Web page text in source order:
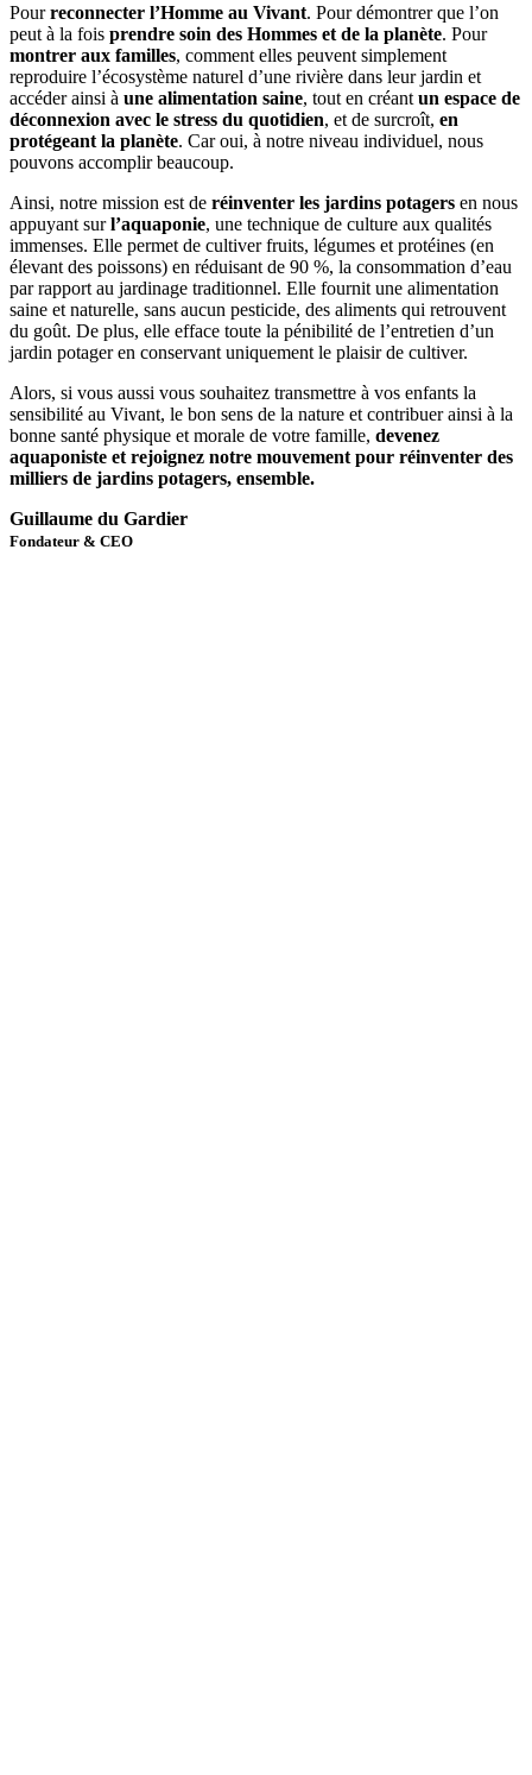
Pourreconnecter l’Homme au Vivant. Pour démontrer que l’on
peut à la fois prendre soin des Hommes et de la planète. Pour
montrer aux familles, comment elles peuvent simplement
reproduire l’écosystème naturel d’une rivière dans leur jardin et
accéder ainsi à une alimentation saine, tout en créant un espace de
déconnexion avec le stress du quotidien, et de surcroît, en
protégeant la planète. Car oui, à notre niveau individuel, nous
pouvons accomplir beaucoup.
Ainsi, notre mission est de réinventer les jardins potagers en nous
appuyant surl’aquaponie, une technique de culture aux qualités
immenses. Elle permet de cultiver fruits, légumes et protéines (en
élevant des poissons) en réduisant de 90 %, la consommation d’eau
par rapport au jardinage traditionnel. Elle fournit une alimentation
saine et naturelle, sans aucun pesticide, des aliments qui retrouvent
du goût. De plus, elle efface toute la pénibilité de l’entretien d’un
jardin potager en conservant uniquement le plaisir de cultiver.
Alors, si vous aussi vous souhaitez transmettre à vos enfants la
sensibilité au Vivant, le bon sens de la nature et contribuer ainsi à la
bonne santé physique et morale de votre famille, devenez
aquaponiste et rejoignez notre mouvement pour réinventer des
milliers de jardins potagers, ensemble.
Guillaume du Gardier
Fondateur & CEO